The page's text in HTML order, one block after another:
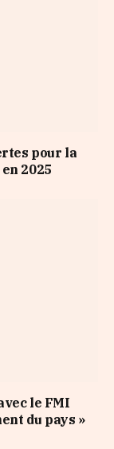
pour la
2025
le FMI
du pays »